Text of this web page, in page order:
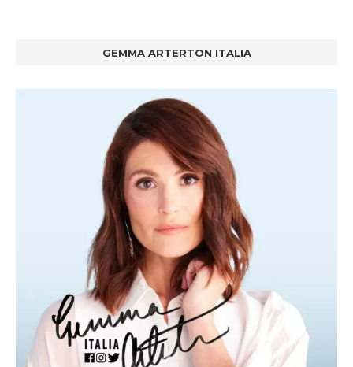
GEMMA ARTERTON ITALIA